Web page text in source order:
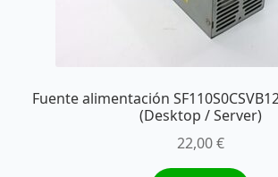
Fuente alimentación
(Desktop / Server)
22,00€